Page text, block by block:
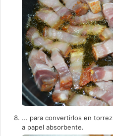
... para convertirlos en
a papel absorbente.